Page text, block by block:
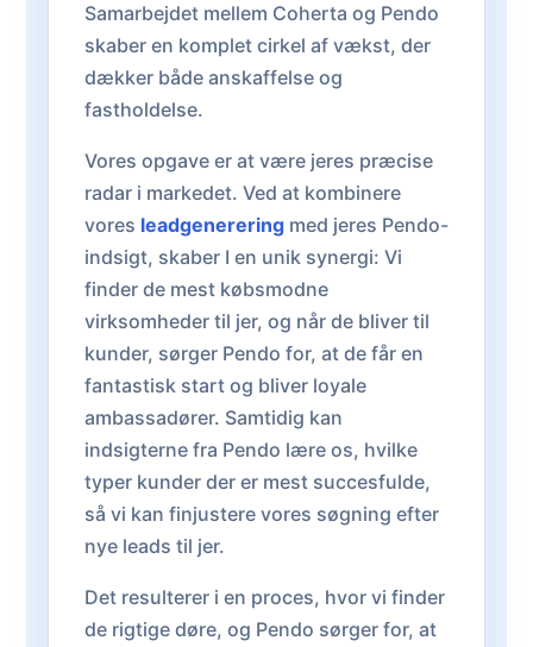
Samarbejdet mellem Coherta og Pendo
skaber en komplet cirkel af vækst, der
dækker både anskaffelse og
fastholdelse.
Vores opgave er at være jeres præcise
radar i markedet. Ved at kombinere
vores leadgenerering med jeres Pendo-
indsigt, skaber I en unik synergi: Vi
finder de mest købsmodne
virksomheder til jer, og når de bliver til
kunder, sørger Pendo for, at de får en
fantastisk start og bliver loyale
ambassadører. Samtidig kan
indsigterne fra Pendo lære os, hvilke
typer kunder der er mest succesfulde,
så vi kan finjustere vores søgning efter
nye leads til jer.
Det resulterer i en proces, hvor vi finder
de rigtige døre, og Pendo sørger for, at